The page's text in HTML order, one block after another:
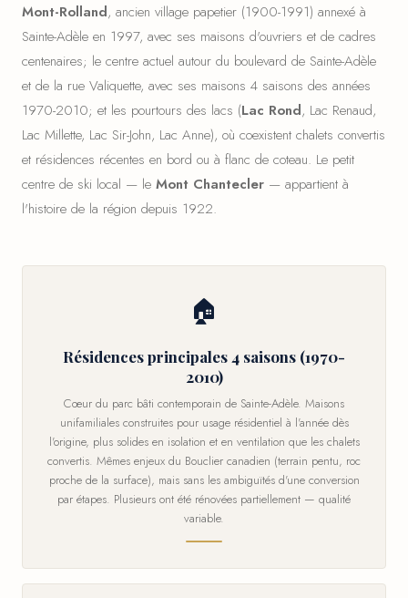
Mont-Rolland, ancien village papetier (1900-1991) annexé à
Sainte-Adèle en 1997, avec ses maisons d'ouvriers et de cadres
centenaires; le centre actuel autour du boulevard de Sainte-Adèle
et de la rue Valiquette, avec ses maisons 4 saisons des années
1970-2010; et les pourtours des lacs (Lac Rond, Lac Renaud,
Lac Millette, Lac Sir-John, Lac Anne), où coexistent chalets convertis
et résidences récentes en bord ou à flanc de coteau. Le petit
centre de ski local — le Mont Chantecler — appartient à
l'histoire de la région depuis 1922.
🏠
Résidences principales 4 saisons (1970-
2010)
Cœur du parc bâti contemporain de Sainte-Adèle. Maisons
unifamiliales construites pour usage résidentiel à l'année dès
l'origine, plus solides en isolation et en ventilation que les chalets
convertis. Mêmes enjeux du Bouclier canadien (terrain pentu, roc
proche de la surface), mais sans les ambiguïtés d'une conversion
par étapes. Plusieurs ont été rénovées partiellement — qualité
variable.